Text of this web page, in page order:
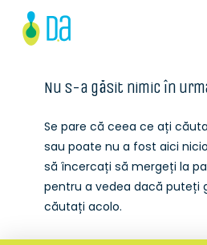
Nu s-a găsit nimic în
Se pare că ceea ce ați
sau poate nu a fost aici
să încercați să mergeți la
pentru a vedea dacă puteți
căutați acolo.